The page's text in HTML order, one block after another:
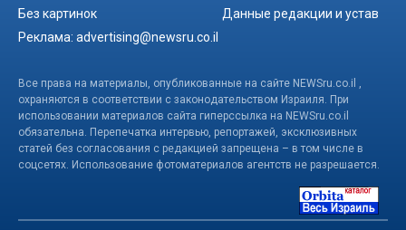
Без картинок
Данные редакции и устав
Реклама: advertising@newsru.co.il
Все права на материалы, опубликованные на сайте NEWSru.co.il ,
охраняются в соответствии с законодательством Израиля. При
использовании материалов сайта гиперссылка на NEWSru.co.il
обязательна. Перепечатка интервью, репортажей, эксклюзивных
статей без согласования с редакцией запрещена – в том числе в
соцсетях. Использование фотоматериалов агентств не разрешается.